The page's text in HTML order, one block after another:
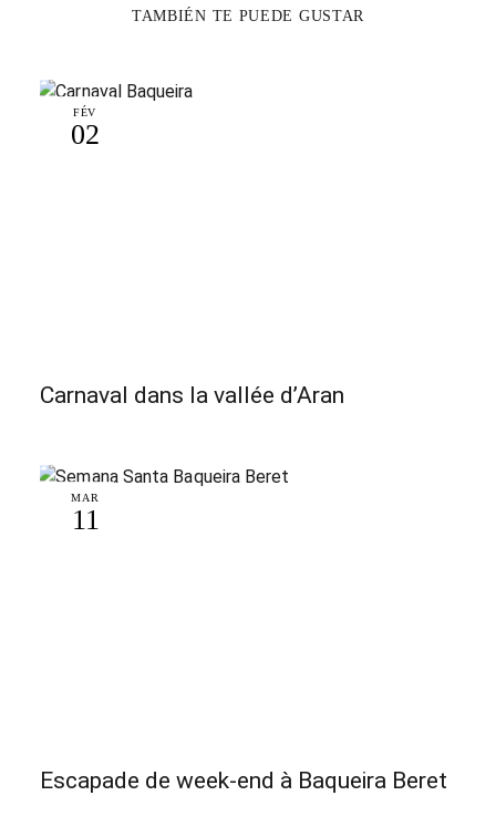
TAMBIÉN TE PUEDE GUSTAR
FÉV
02
Carnaval dans la vallée d’Aran
MAR
11
Escapade de week-end à Baqueira Beret